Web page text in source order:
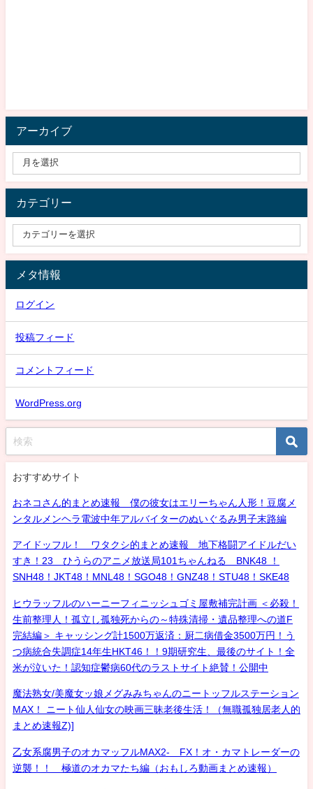
アーカイブ
カテゴリー
メタ情報
ログイン
投稿フィード
コメントフィード
WordPress.org
おすすめサイト
おネコさん的まとめ速報 僕の彼女はエリーちゃん人形！豆腐メ
ンタルメンヘラ電波中年アルバイターのぬいぐるみ男子末路編
アイドッフル！ ワタクシ的まとめ速報 地下格闘アイドルだい
すき！23 ひうらのアニメ放送局101ちゃんねる BNK48 ！
SNH48！JKT48！MNL48！SGO48！GNZ48！STU48！SKE48
ヒウラッフルのハーニーフィニッシュゴミ屋敷補完計画 ＜必殺！
生前整理人！孤立し孤独死からの～特殊清掃・遺品整理への道F
完結編＞ キャッシング計1500万返済：厨二病借金3500万円！う
つ病統合失調症14年生HKT46！！9期研究生、最後のサイト！全
米が泣いた！認知症鬱病60代のラストサイト絶賛！公開中
魔法熟女/美魔女ッ娘メグみみちゃんのニートッフルステーション
MAX！ ニート仙人仙女の映画三昧老後生活！（無職孤独居老人的
まとめ速報Z)]
乙女系腐男子のオカマッフルMAX2- FX！オ・カマトレーダーの
逆襲！！ 極道のオカマたち編（おもしろ動画まとめ速報）